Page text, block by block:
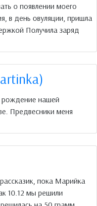
о появлении моего
в день овуляции, пришла
Получила заряд
рождение нашей
Предвесники меня
пока Марийка
10.12 мы решили